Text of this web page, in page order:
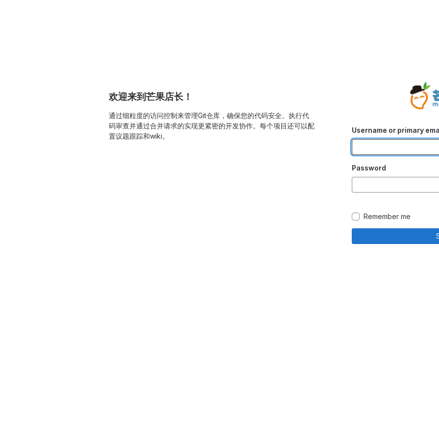
欢迎来到芒果店长！
通过细粒度的访问控制来管理Git仓库，确保您的代码安全。执行代
码审查并通过合并请求的实现更紧密的开发协作。每个项目还可以配
置议题跟踪和wiki。
Username or primary
Password
Remember me